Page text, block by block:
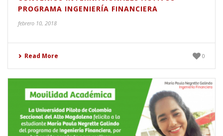
PROGRAMA INGENIERÍA FINANCIERA
febrero 10, 2018
Read More 0